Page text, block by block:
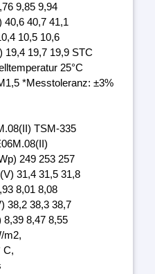
9,85 9,94
40,6 40,7 41,1
10,5 10,6
19,4 19,7 19,9 STC
25°C
*Messtoleranz: ±3%
TSM-335
249 253 257
31,4 31,5 31,8
8,01 8,08
38,2 38,3 38,7
8,47 8,55
m2,
C,